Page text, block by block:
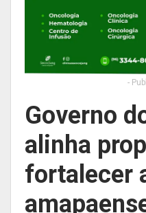
-
Governo
alinha
fortalecer